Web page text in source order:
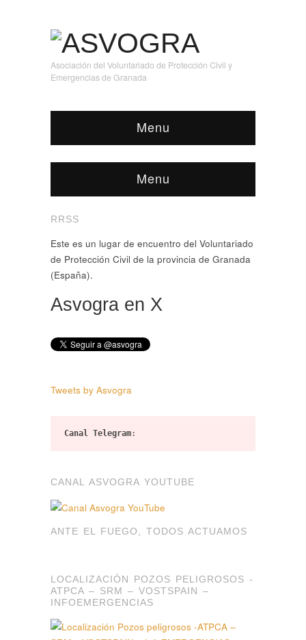
Asociación del Voluntariado de Protección Civil y
Emergencias de Granada
Menu
Menu
RRSS
Este es un lugar de encuentro del Voluntariado
de Protección Civil de la provincia de Granada
(España).
Asvogra en X
Tweets by Asvogra
Canal Telegram:
CANAL ASVOGRA YOUTUBE
ANTE EL FUEGO, TODOS ACTUAMOS
LOCALIZACIÓN POZOS PELIGROSOS -
ATPCA – SRM – VOSTSPAIN –
INFOEMERGENCIAS